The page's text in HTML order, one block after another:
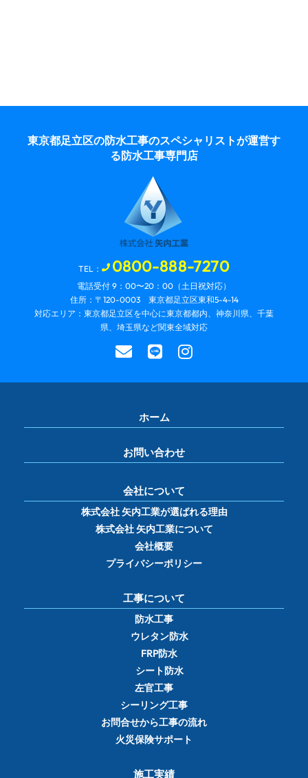
東京都足立区の防水工事のスペシャリストが運営す
る防水工事専門店
TEL： 0800-888-7270
電話受付 9：00〜20：00（土日祝対応）
住所：〒120-0003 東京都足立区東和5-4-14
対応エリア：東京都足立区を中心に東京都都内、神奈川県、千葉
県、埼玉県など関東全域対応
ホーム
お問い合わせ
会社について
株式会社 矢内工業が選ばれる理由
株式会社 矢内工業について
会社概要
プライバシーポリシー
工事について
防水工事
ウレタン防水
FRP防水
シート防水
左官工事
シーリング工事
お問合せから工事の流れ
火災保険サポート
施工実績